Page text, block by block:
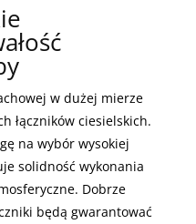
w dużej mierze
łączników ciesielskich.
na wybór wysokiej
solidność wykonania
Dobrze
będą gwarantować